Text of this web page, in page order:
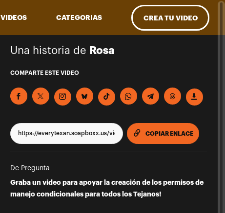
CATEGORIAS CREA TU VIDEO
Una historia de Rosa
COMPARTE ESTE VIDEO
COPIAR ENLACECOPIA
De Pregunta
Graba un video para apoyar la creación de los permisos de
manejo condicionales para todos los Tejanos!